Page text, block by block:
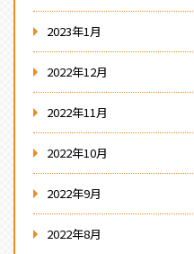
2023年1月
2022年12月
2022年11月
2022年10月
2022年9月
2022年8月